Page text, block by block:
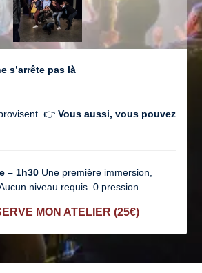
s’arrête pas là
👉 Vous aussi, vous pouvez
– 1h30 Une première immersion,
niveau requis. 0 pression.
MON ATELIER (25€)